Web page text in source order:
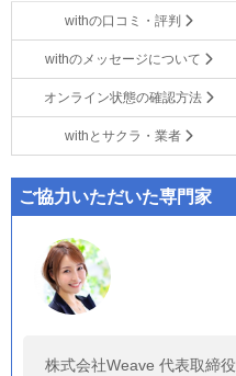
withの口コミ・評判
withのメッセージについて
オンライン状態の確認方法
withとサクラ・業者
ご協力いただいた専門家
株式会社Weave 代表取締役